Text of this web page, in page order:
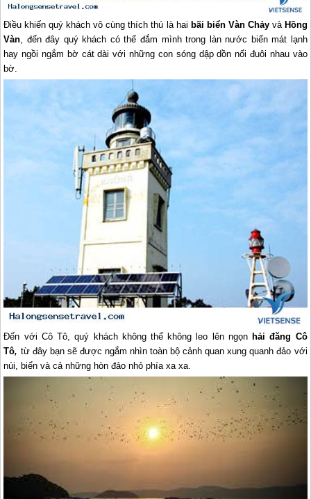
Điều khiến quý khách vô cùng thích thú là hai bãi biển Vàn Chảyvà Hồng
Vàn , đến đây quý khách có thể đắm mình trong làn nước biển mát lạnh
hay ngồi ngắm bờ cát dài với những con sóng dập dồn nối đuôi nhau vào
bờ.
Đến với Cô Tô, quý khách không thể không leo lên ngọn hải đăng Cô
Tô, từ đây bạn sẽ được ngắm nhìn toàn bộ cảnh quan xung quanh đảo với
núi, biển và cả những hòn đảo nhỏ phía xa xa.